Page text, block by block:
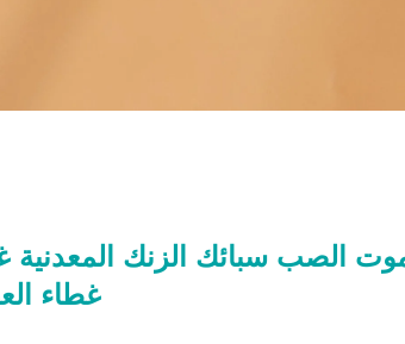
الصب سبائك الزنك المعدنية
غطاء